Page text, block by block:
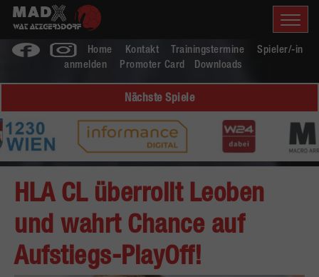
Home Kontakt Trainingstermine
Spieler/-in
anmelden
Promoter Card Downloads
Nächste Spiele
HLA CL überrollt Leoben
und wahrt Chance auf
Aufstiegs-PlayOff!